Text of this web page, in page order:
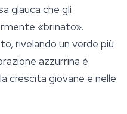
glauca che gli
«brinato».
rivelando un verde più
azzurrina è
crescita giovane e nelle